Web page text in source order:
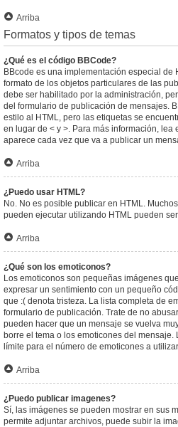
Arriba
Formatos y tipos de temas
¿Qué es el código BBCode?
BBcode es una implementación especial de
formato de los objetos particulares de las
debe ser habilitado por la administración,
del formulario de publicación de mensajes.
estilo al HTML, pero las etiquetas se
en lugar de < y >. Para más información, lea
aparece cada vez que va a publicar un
Arriba
¿Puedo usar HTML?
No. No es posible publicar en HTML.
pueden ejecutar utilizando HTML pueden
Arriba
¿Qué son los emoticonos?
Los emoticonos son pequeñas imágenes
expresar un sentimiento con un pequeño
que :( denota tristeza. La lista completa de
formulario de publicación. Trate de no
pueden hacer que un mensaje se vuelva
borre el tema o los emoticones del
límite para el número de emoticones a
Arriba
¿Puedo publicar imagenes?
Sí, las imágenes se pueden mostrar en sus
permite adjuntar archivos, puede subir la